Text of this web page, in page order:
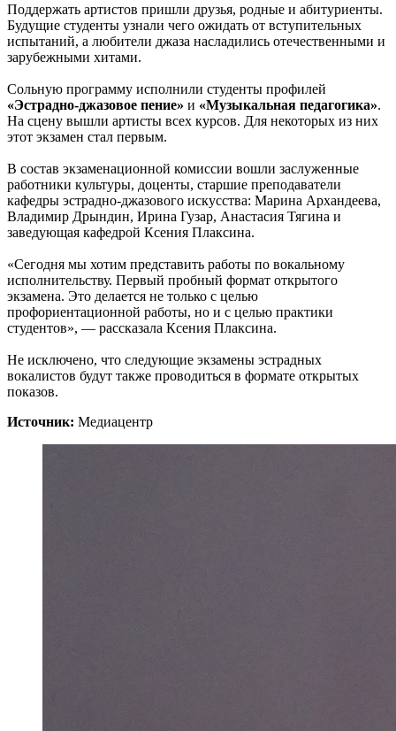
Поддержать артистов пришли друзья, родные и абитуриенты.
Будущие студенты узнали чего ожидать от вступительных
испытаний, а любители джаза насладились отечественными и
зарубежными хитами.
Сольную программу исполнили студенты профилей
«Эстрадно-джазовое пение» и «Музыкальная педагогика».
На сцену вышли артисты всех курсов. Для некоторых из них
этот экзамен стал первым.
В состав экзаменационной комиссии вошли заслуженные
работники культуры, доценты, старшие преподаватели
кафедры эстрадно-джазового искусства: Марина Архандеева,
Владимир Дрындин, Ирина Гузар, Анастасия Тягина и
заведующая кафедрой Ксения Плаксина.
«Сегодня мы хотим представить работы по вокальному
исполнительству. Первый пробный формат открытого
экзамена. Это делается не только с целью
профориентационной работы, но и с целью практики
студентов», — рассказала Ксения Плаксина.
Не исключено, что следующие экзамены эстрадных
вокалистов будут также проводиться в формате открытых
показов.
Источник: Медиацентр